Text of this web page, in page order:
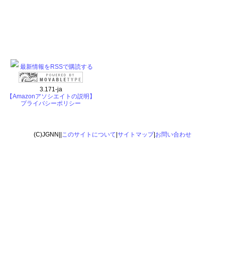
最新情報をRSSで購読する
3.171-ja
【Amazonアソシエイトの説明】
プライバシーポリシー
(C)JGNN|| このサイトについて サイトマップ| お問い合わせ